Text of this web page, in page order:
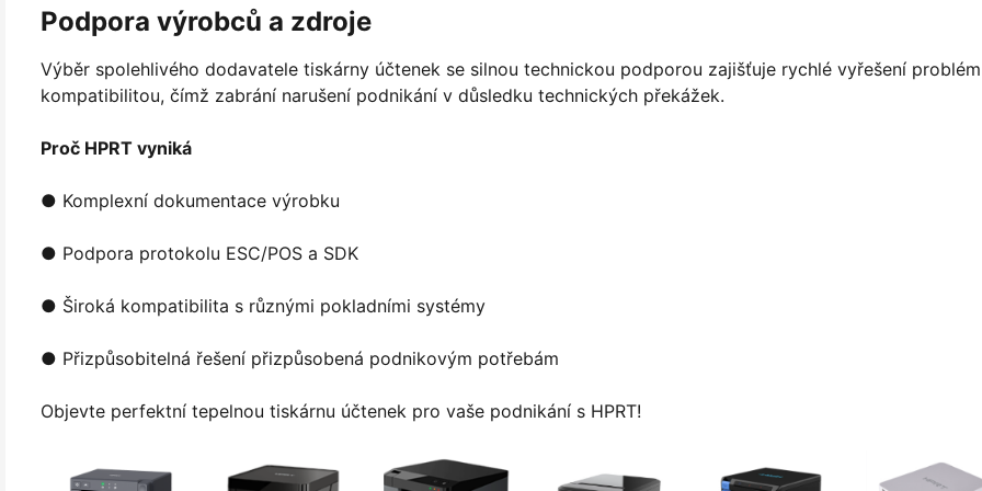
Podpora výrobců a zdroje
Výběr spolehlivého dodavatele tiskárny účtenek se silnou technickou podporou zajišťuje rychlé vyřešení
kompatibilitou, čímž zabrání narušení podnikání v důsledku technických překážek.
Proč HPRT vyniká
● Komplexní dokumentace výrobku
● Podpora protokolu ESC/POS a SDK
● Široká kompatibilita s různými pokladními systémy
● Přizpůsobitelná řešení přizpůsobená podnikovým potřebám
Objevte perfektní tepelnou tiskárnu účtenek pro vaše podnikání s HPRT!